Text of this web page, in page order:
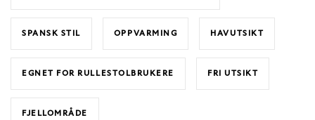
SPANSK STIL OPPVARMING HAVUTSIKT
EGNET FOR RULLESTOLBRUKERE FRI UTSIKT
FJELLOMRÅDE